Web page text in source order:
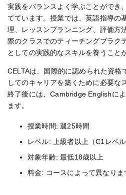
実践をバランスよく学ぶことができ
てています。授業では、英語指導の
理、レッスンプランニング、評価方
際のクラスでのティーチングプラク
としての実践的なスキルを養うこと
CELTAは、国際的に認められた資格
してのキャリアを築くために必要な
終了後には、Cambridge Englishに
ます。
授業時間: 週25時間
レベル: 上級者以上（C1レベル
対象年齢: 最低18歳以上
料金: コースによって異なりま